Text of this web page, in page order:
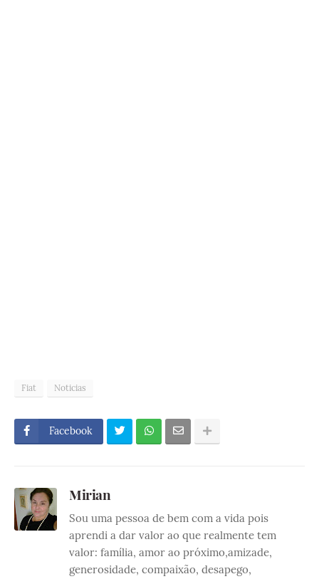
Fiat Noticias
Facebook
Mirian
Sou uma pessoa de bem com a vida pois
aprendi a dar valor ao que realmente tem
valor: família, amor ao próximo,amizade,
generosidade, compaixão, desapego,